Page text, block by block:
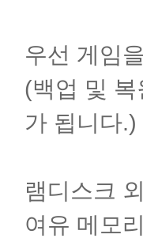
우선 게임
(백업 및
가 됩니다.)
램디스크
여유 메모